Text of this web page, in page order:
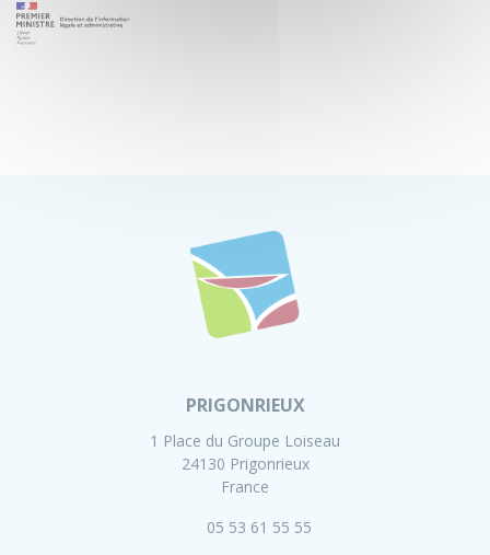
PRIGONRIEUX
1 Place du Groupe Loiseau
24130 Prigonrieux
France
05 53 61 55 55